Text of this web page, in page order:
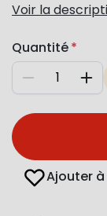
Voir la
Quantité
Diminuer
Ajouter